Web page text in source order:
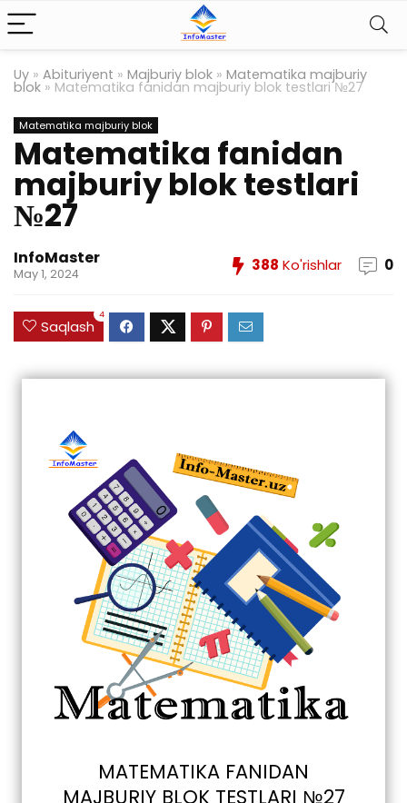
Uy » Abituriyent » Majburiy blok » Matematika majburiy
blok » Matematika fanidan majburiy blok testlari №27
Matematika majburiy blok
Matematika fanidan
majburiy blok testlari
№27
InfoMaster
May 1, 2024 388 Ko'rishlar 0
Saqlash
4
MATEMATIKA FANIDAN
MAJBURIY BLOK TESTLARI №27